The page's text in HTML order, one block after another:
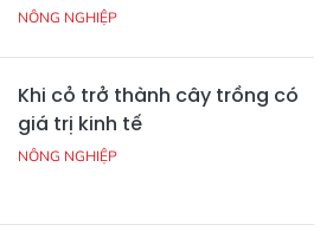
NÔNG NGHIỆP
Khi cỏ trở thành cây trồng có
giá trị kinh tế
NÔNG NGHIỆP